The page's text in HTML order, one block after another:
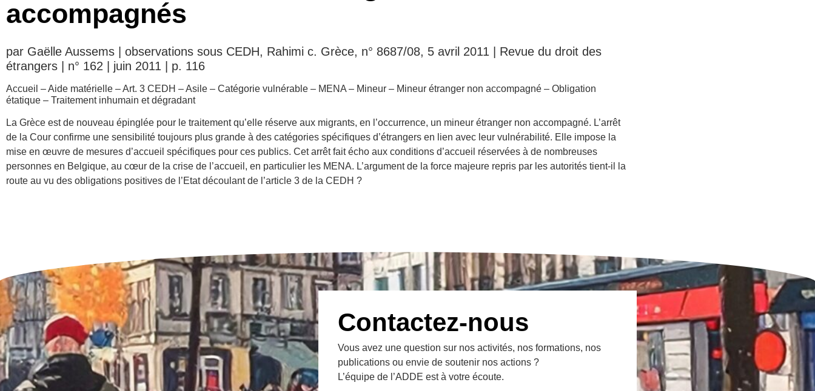
accompagnés
par Gaëlle Aussems | observations sous CEDH, Rahimi c. Grèce, n° 8687/08, 5 avril 2011 | Revue du droit des
étrangers | n° 162 | juin 2011 | p. 116
Accueil – Aide matérielle – Art. 3 CEDH – Asile – Catégorie vulnérable – MENA – Mineur – Mineur étranger non accompagné – Obligation
étatique – Traitement inhumain et dégradant
La Grèce est de nouveau épinglée pour le traitement qu’elle réserve aux migrants, en l’occurrence, un mineur étranger non accompagné. L’arrêt
de la Cour confirme une sensibilité toujours plus grande à des catégories spécifiques d’étrangers en lien avec leur vulnérabilité. Elle impose la
mise en œuvre de mesures d’accueil spécifiques pour ces publics. Cet arrêt fait écho aux conditions d’accueil réservées à de nombreuses
personnes en Belgique, au cœur de la crise de l’accueil, en particulier les MENA. L’argument de la force majeure repris par les autorités tient-il la
route au vu des obligations positives de l’Etat découlant de l’article 3 de la CEDH ?
Contactez-nous
Vous avez une question sur nos activités, nos formations, nos
publications ou envie de soutenir nos actions ?
L’équipe de l’ADDE est à votre écoute.